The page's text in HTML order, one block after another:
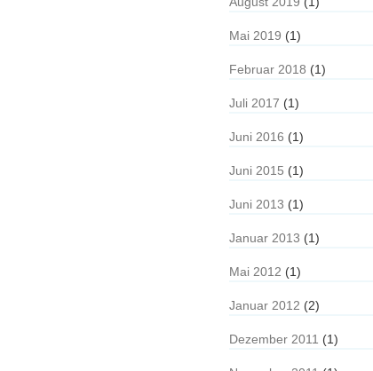
Mai 2019 (1)
Februar 2018 (1)
Juli 2017 (1)
Juni 2016 (1)
Juni 2015 (1)
Juni 2013 (1)
Januar 2013 (1)
Mai 2012 (1)
Januar 2012 (2)
Dezember 2011 (1)